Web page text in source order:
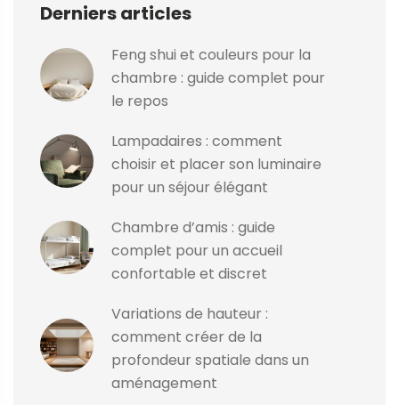
Derniers articles
Feng shui et couleurs pour la
chambre : guide complet pour
le repos
Lampadaires : comment
choisir et placer son luminaire
pour un séjour élégant
Chambre d’amis : guide
complet pour un accueil
confortable et discret
Variations de hauteur :
comment créer de la
profondeur spatiale dans un
aménagement